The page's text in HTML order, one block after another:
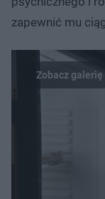
zapewnić mu